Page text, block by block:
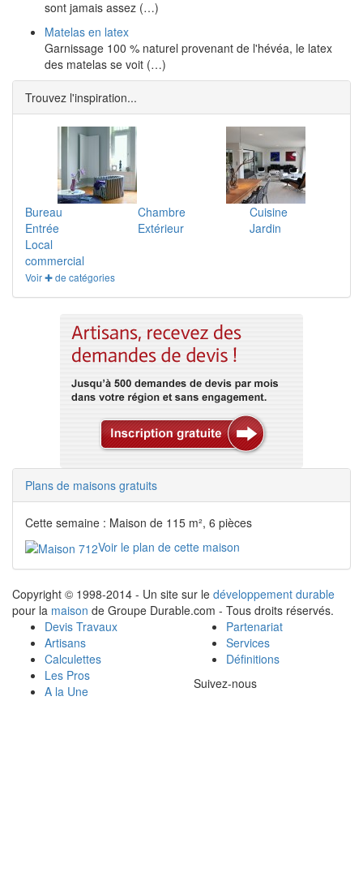
sont jamais assez (…)
Matelas en latex
Garnissage 100 % naturel provenant de l'hévéa, le latex
des matelas se voit (…)
Trouvez l'inspiration...
Bureau Chambre
Cuisine
Entrée
Extérieur
Jardin
Local
commercial
Voir ✚ de catégories
Plans de maisons gratuits
Cette semaine : Maison de 115 m², 6 pièces
Voir le plan de cette maison
Copyright © 1998-2014 - Un site sur le développement durable
pour la maison de Groupe Durable.com - Tous droits réservés.
Devis Travaux
Artisans
Calculettes
Les Pros
A la Une
Partenariat
Services
Définitions
Suivez-nous